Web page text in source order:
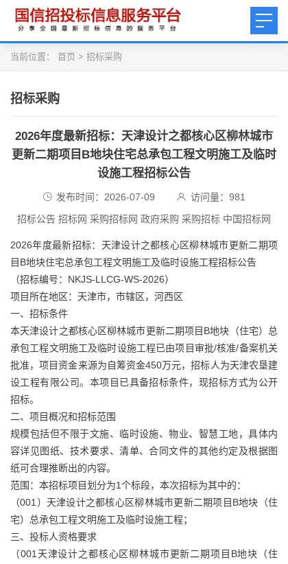
当前位置： 首页 > 招标采购
招标采购
2026年度最新招标：天津设计之都核心区柳林城市
更新二期项目B地块住宅总承包工程文明施工及临时
设施工程招标公告
发布时间：2026-07-09 访问量： 981
招标公告 招标网 采购招标网 政府采购 采购招标 中国招标网
2026年度最新招标：天津设计之都核心区柳林城市更新二期项
目B地块住宅总承包工程文明施工及临时设施工程招标公告
（招标编号：NKJS-LLCG-WS-2026）
项目所在地区：天津市，市辖区，河西区
一、招标条件
本天津设计之都核心区柳林城市更新二期项目B地块（住宅）总
承包工程文明施工及临时设施工程已由项目审批/核准/备案机关
批准，项目资金来源为自筹资金450万元，招标人为天津农垦建
设工程有限公司。本项目已具备招标条件，现招标方式为公开
招标。
二、项目概况和招标范围
规模包括但不限于文施、临时设施、物业、智慧工地，具体内
容详见图纸、技术要求、清单、合同文件的其他约定及根据图
纸可合理推断出的内容。
范围：本招标项目划分为1个标段，本次招标为其中的：
（001）天津设计之都核心区柳林城市更新二期项目B地块（住
宅）总承包工程文明施工及临时设施工程；
三、投标人资格要求
（001天津设计之都核心区柳林城市更新二期项目B地块（住